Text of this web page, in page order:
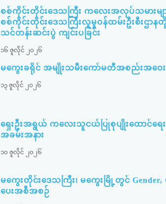
စစ်ကိုင်းတိုင်းဒေသကြီး ကလေးအလုပ်သမားမျ
စစ်ကိုင်းတိုင်းဒေသကြီးလူမှုဝန်ထမ်းဦးစီးဌာ
သင်တန်းဆင်းပွဲ ကျင်းပခြင်း
၁၆ ဇူလိုင် ၂၀၂၆
မကွေးခရိုင် အမျိုးသမီးကော်မတီအစည်းအဝေး
၁၃ ဇူလိုင် ၂၀၂၆
ရှေးဦးအရွယ် ကလေးသူငယ်ပြုစုပျိုးထောင်ရေ
အခမ်းအနား
၁၀ ဇူလိုင် ၂၀၂၆
မကွေးတိုင်းဒေသကြီး၊ မကွေးမြို့တွင် Gender,
ပေးအစီအစဉ်